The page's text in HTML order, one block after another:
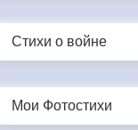
Стихи о войне
Мои Фотостихи